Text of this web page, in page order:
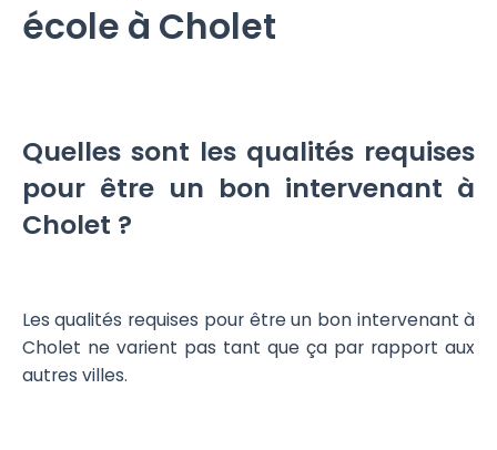
école à Cholet
Quelles sont les qualités requises
pour être un bon intervenant à
Cholet ?
Les qualités requises pour être un bon intervenant à
Cholet ne varient pas tant que ça par rapport aux
autres villes.